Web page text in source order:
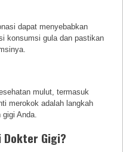
dapat menyebabkan
konsumsi gula dan pastikan
mulut, termasuk
merokok adalah langkah
Anda.
Dokter Gigi?